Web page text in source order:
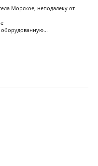
Морское, неподалеку от
оборудованную...